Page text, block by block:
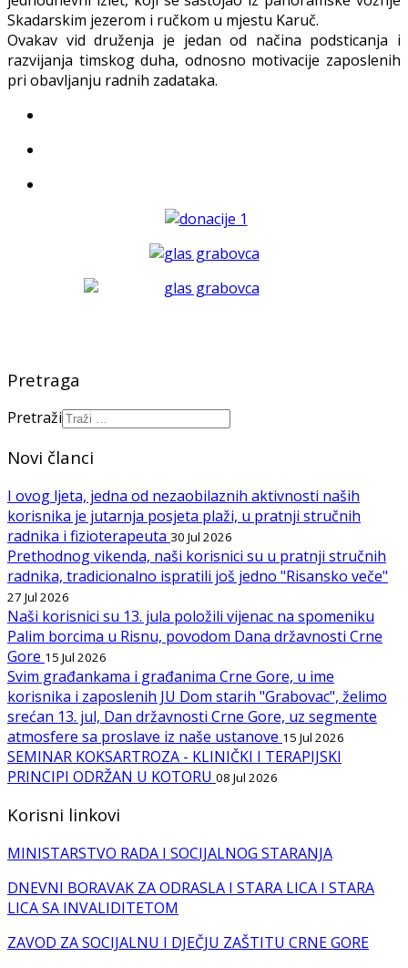
Skadarskim jezerom i ručkom u mjestu Karuč.
Ovakav vid druženja je jedan od načina podsticanja i
razvijanja timskog duha, odnosno motivacije zaposlenih
pri obavljanju radnih zadataka.
Pretraga
Pretraži
Novi članci
I ovog ljeta, jedna od nezaobilaznih aktivnosti naših
korisnika je jutarnja posjeta plaži, u pratnji stručnih
radnika i fizioterapeuta 30 Jul 2026
Prethodnog vikenda, naši korisnici su u pratnji stručnih
radnika, tradicionalno ispratili još jedno "Risansko veče"
27 Jul 2026
Naši korisnici su 13. jula položili vijenac na spomeniku
Palim borcima u Risnu, povodom Dana državnosti Crne
Gore 15 Jul 2026
Svim građankama i građanima Crne Gore, u ime
korisnika i zaposlenih JU Dom starih "Grabovac", želimo
srećan 13. jul, Dan državnosti Crne Gore, uz segmente
atmosfere sa proslave iz naše ustanove 15 Jul 2026
SEMINAR KOKSARTROZA - KLINIČKI I TERAPIJSKI
PRINCIPI ODRŽAN U KOTORU 08 Jul 2026
Korisni linkovi
MINISTARSTVO RADA I SOCIJALNOG STARANJA
DNEVNI BORAVAK ZA ODRASLA I STARA LICA I STARA
LICA SA INVALIDITETOM
ZAVOD ZA SOCIJALNU I DJEČJU ZAŠTITU CRNE GORE